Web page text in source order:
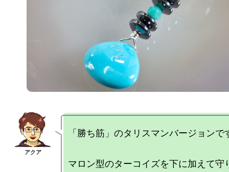
「勝ち筋」のタリスマンバージョンで
マロン型のターコイズを下に加えて守